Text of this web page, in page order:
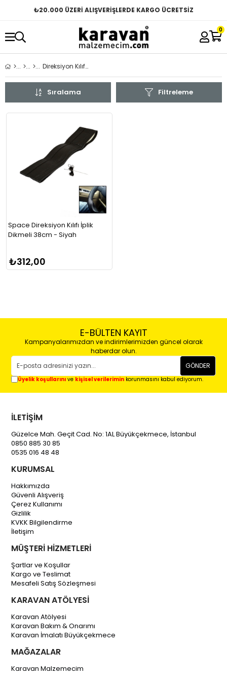
₺20.000 ÜZERİ ALIŞVERİŞLERDE KARGO ÜCRETSİZ
0
Direksiyon Kılıfları
Filtreleme
Sıralama
Space Direksiyon Kılıfı İplik
Dikmeli 38cm - Siyah
₺312,00
E-BÜLTEN KAYIT
Kampanyalarımızdan ve indirimlerimizden güncel olarak
haberdar olun.
GÖNDER
Üyelik koşullarını ve kişisel verilerimin korunmasını kabul ediyorum.
İLETİŞİM
Güzelce Mah. Geçit Cad. No: 1AL Büyükçekmece, İstanbul
0850 885 30 85
0535 016 48 48
KURUMSAL
Hakkımızda
Güvenli Alışveriş
Çerez Kullanımı
Gizlilik
KVKK Bilgilendirme
İletişim
MÜŞTERİ HİZMETLERİ
Şartlar ve Koşullar
Kargo ve Teslimat
Mesafeli Satış Sözleşmesi
KARAVAN ATÖLYESİ
Karavan Atölyesi
Karavan Bakım & Onarımı
Karavan İmalatı Büyükçekmece
MAĞAZALAR
Karavan Malzemecim